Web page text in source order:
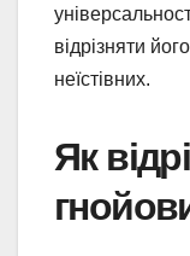
відрізняти
неїстівних.
Як